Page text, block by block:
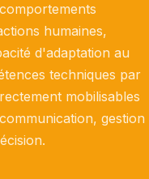
humaines,
d'adaptation au
techniques par
mobilisables
gestion